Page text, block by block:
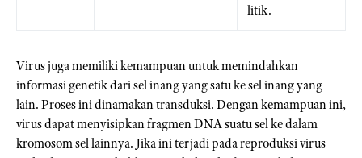
litik.
Virus juga memiliki kemampuan untuk memindahkan
informasi genetik dari sel inang yang satu ke sel inang yang
lain. Proses ini dinamakan transduksi. Dengan kemampuan ini,
virus dapat menyisipkan fragmen DNA suatu sel ke dalam
kromosom sel lainnya. Jika ini terjadi pada reproduksi virus